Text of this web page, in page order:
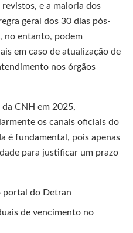
revistos, e a maioria dos
geral dos 30 dias pós-
no entanto, podem
em caso de atualização de
nos órgãos
CNH em 2025,
os canais oficiais do
é fundamental, pois apenas
para justificar um prazo
portal do Detran
de vencimento no